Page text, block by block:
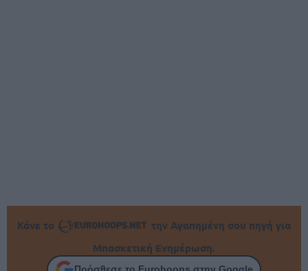
Κάνε το
την Αγαπημένη σου πηγή για
Μπασκετική Ενημέρωση.